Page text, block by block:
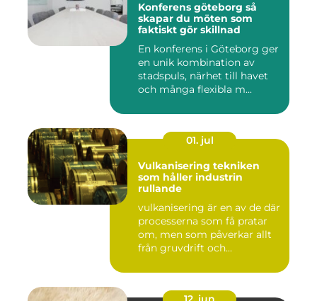
Konferens göteborg så
skapar du möten som
faktiskt gör skillnad
En konferens i Göteborg ger
en unik kombination av
stadspuls, närhet till havet
och många flexibla m...
01. jul
Vulkanisering tekniken
som håller industrin
rullande
vulkanisering är en av de där
processerna som få pratar
om, men som påverkar allt
från gruvdrift och...